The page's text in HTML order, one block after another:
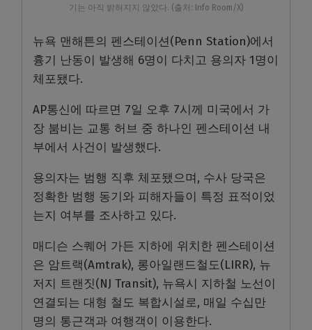
기는 아직 밝혀지지 않았다. (출처: Info Room/X)
뉴욕 맨해튼의 펜스테이션(Penn Station)에서
흉기 난동이 발생해 6명이 다치고 용의자 1명이
체포됐다.
AP통신에 따르면 7일 오후 7시께 미국에서 가
장 붐비는 교통 허브 중 하나인 펜스테이션 내
부에서 사건이 발생했다.
용의자는 범행 직후 체포됐으며, 수사 당국은
정확한 범행 동기와 피해자들이 특정 표적이었
는지 여부를 조사하고 있다.
매디슨 스퀘어 가든 지하에 위치한 펜스테이션
은 암트랙(Amtrak), 롱아일랜드철도(LIRR), 뉴
저지 트랜짓(NJ Transit), 뉴욕시 지하철 노선이
연결되는 대형 철도 복합시설로, 매일 수십만
명의 통근객과 여행객이 이용한다.